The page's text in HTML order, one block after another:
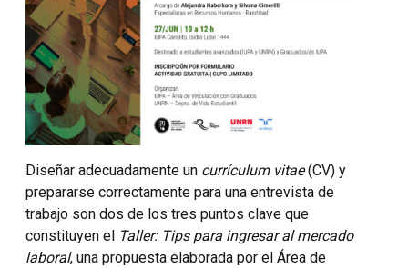
Diseñar adecuadamente un currículum vitae(CV) y
prepararse correctamente para una entrevista de
trabajo son dos de los tres puntos clave que
constituyen el Taller: Tips para ingresar al mercado
laboral, una propuesta elaborada por el Área de